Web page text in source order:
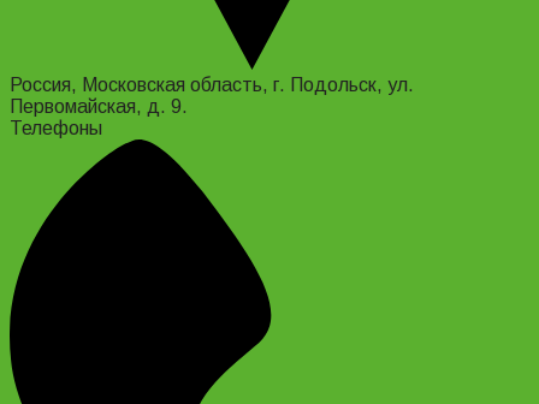
Россия, Московская область, г. Подольск, ул.
Первомайская, д. 9.
Телефоны